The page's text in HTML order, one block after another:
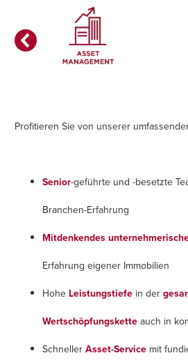
Profitieren Sie von unserer
Senior-geführte und -besetzte
Branchen-Erfahrung
Mitdenkendes
Erfahrung eigener Immobilien
Hohe Leistungstiefe in der
Wertschöpfungskette auch in
Schneller Asset-Service mit